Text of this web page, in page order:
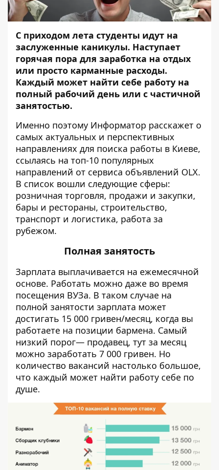
С приходом лета студенты идут на
заслуженные каникулы. Наступает
горячая пора для заработка на отдых
или просто карманные расходы.
Каждый может найти себе работу на
полный рабочий день или с частичной
занятостью.
Именно поэтому Информатор расскажет о
самых актуальных и перспективных
направлениях для поиска работы в Киеве,
ссылаясь на топ-10 популярных
направлений от сервиса объявлений OLX.
В список вошли следующие сферы:
розничная торговля, продажи и закупки,
бары и рестораны, строительство,
транспорт и логистика, работа за
рубежом.
Полная занятость
Зарплата выплачивается на ежемесячной
основе. Работать можно даже во время
посещения ВУЗа. В таком случае на
полной занятости зарплата может
достигать 15 000 гривен/месяц, когда вы
работаете на позиции бармена. Самый
низкий порог— продавец, тут за месяц
можно заработать 7 000 гривен. Но
количество вакансий настолько большое,
что каждый может найти работу себе по
душе.